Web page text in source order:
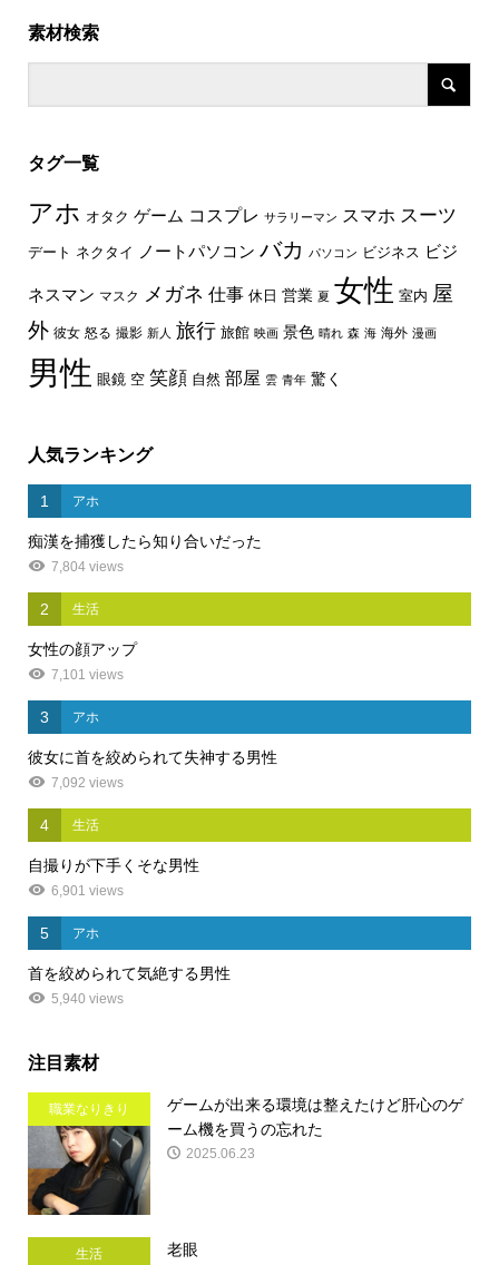
素材検索
タグ一覧
アホ オタク ゲーム コスプレ サラリーマン スマホ スーツ
デート ネクタイ ノートパソコン バカ パソコン ビジネス ビジ
ネスマン マスク メガネ 仕事 休日 営業 夏 女性 室内 屋
外 彼女 怒る 撮影 新人 旅行 旅館 映画 景色 晴れ 森 海 海外 漫画
男性 眼鏡 空 笑顔 自然 部屋 雲 青年 驚く
人気ランキング
1 アホ
痴漢を捕獲したら知り合いだった
7,804 views
2 生活
女性の顔アップ
7,101 views
3 アホ
彼女に首を絞められて失神する男性
7,092 views
4 生活
自撮りが下手くそな男性
6,901 views
5 アホ
首を絞められて気絶する男性
5,940 views
注目素材
職業なりきり
ゲームが出来る環境は整えたけど肝心のゲ
ーム機を買うの忘れた
2025.06.23
生活 老眼